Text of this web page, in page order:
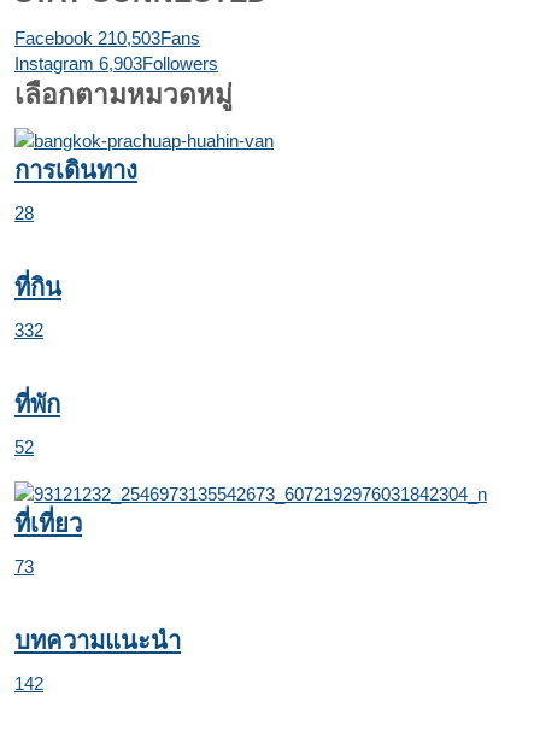
Facebook 210,503Fans
Instagram 6,903Followers
เลือกตามหมวดหมู่
การเดินทาง
28
ที่กิน
332
ที่พัก
52
ที่เที่ยว
73
บทความแนะนำ
142